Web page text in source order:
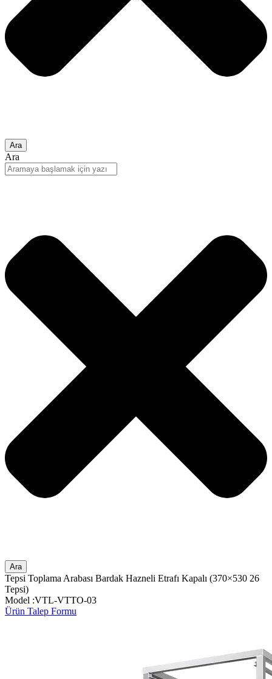
Ara
Ara
Ara
Tepsi Toplama Arabası Bardak Hazneli Etrafı Kapalı (370×530 26
Tepsi)
Model :VTL-VTTO-03
Ürün Talep Formu